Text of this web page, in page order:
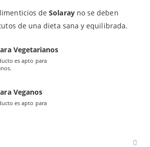
deSolarayno se deben
de una dieta sana y equilibrada.
Vegetarianos
es apto para
Veganos
es apto para